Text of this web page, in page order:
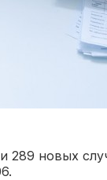
289 новых